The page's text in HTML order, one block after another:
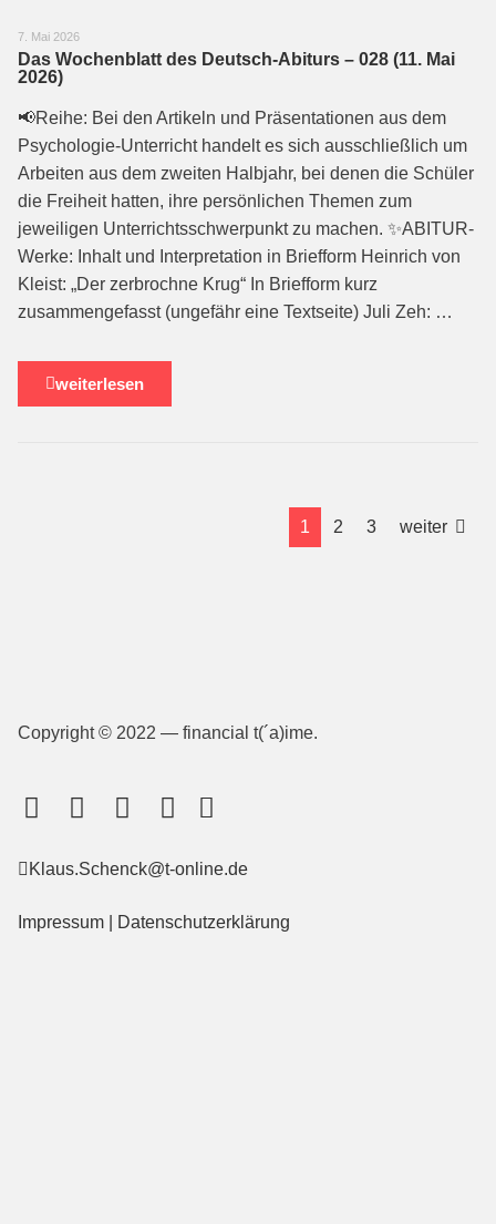
7. Mai 2026
Das Wochenblatt des Deutsch-Abiturs – 028 (11. Mai
2026)
📢Reihe: Bei den Artikeln und Präsentationen aus dem
Psychologie-Unterricht handelt es sich ausschließlich um
Arbeiten aus dem zweiten Halbjahr, bei denen die Schüler
die Freiheit hatten, ihre persönlichen Themen zum
jeweiligen Unterrichtsschwerpunkt zu machen. ✨ABITUR-
Werke: Inhalt und Interpretation in Briefform Heinrich von
Kleist: „Der zerbrochne Krug“ In Briefform kurz
zusammengefasst (ungefähr eine Textseite) Juli Zeh: …
weiterlesen
1 2 3 weiter
Copyright © 2022 — financial t(´a)ime.
Klaus.Schenck@t-online.de
Impressum Datenschutzerklärung